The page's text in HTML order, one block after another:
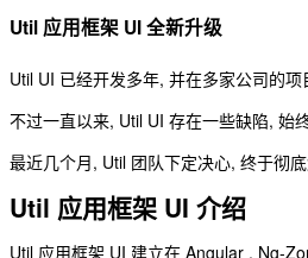
Util 应用框架 UI 全新升级
Util UI 已经开发多年, 并在多家公司的项
不过一直以来, Util UI 存在一些缺陷, 始
最近几个月, Util 团队下定决心, 终于彻
Util 应用框架 UI 介绍
Util 应用框架 UI 建立在 Angular , Ng-